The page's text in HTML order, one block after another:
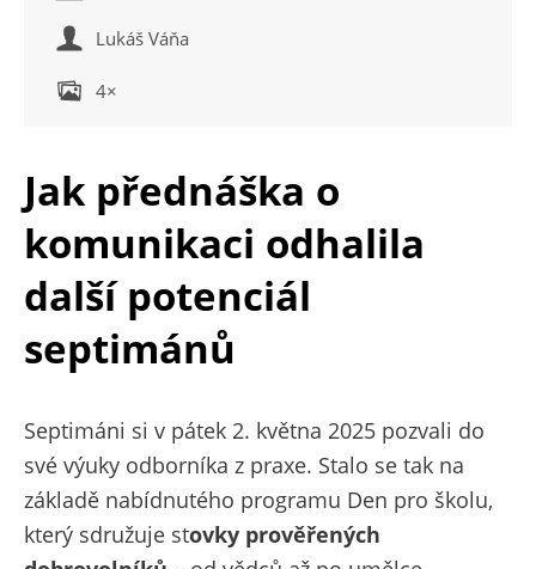
Lukáš Váňa
4×
Jak přednáška o
komunikaci odhalila
další potenciál
septimánů
Septimáni si v pátek 2. května 2025 pozvali do
své výuky odborníka z praxe. Stalo se tak na
základě nabídnutého programu Den pro školu,
který sdružuje stovky prověřených